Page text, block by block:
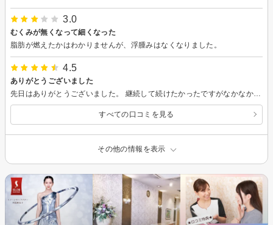
3.0
むくみが無くなって細くなった
脂肪が燃えたかはわかりませんが、浮腫みはなくなりました。
4.5
ありがとうございました
先日はありがとうございました。 継続して続けたかったですがなかなか今の環境下では通えずすみません。 また機会があれば是非宜しくお願いします
すべての口コミを見る
その他の情報を表示